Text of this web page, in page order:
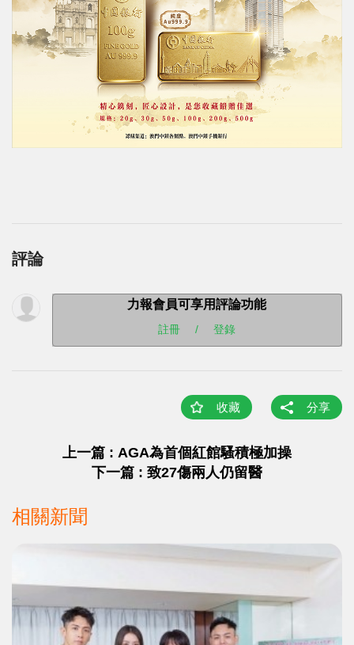
評論
力報會員可享用評論功能
註冊 / 登錄
收藏 分享
上一篇 : AGA為首個紅館騷積極加操
下一篇 : 致27傷兩人仍留醫
相關新聞